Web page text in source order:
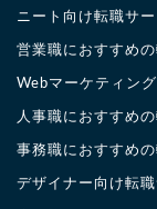
ニート向け転職サー
営業職におすすめ
Webマーケティン
人事職におすすめ
事務職におすすめ
デザイナー向け転